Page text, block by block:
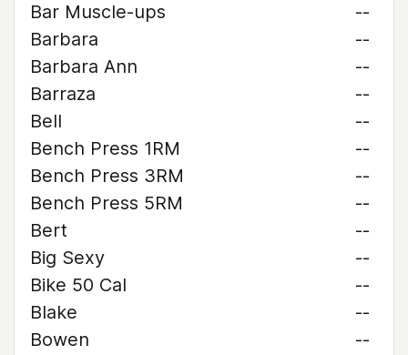
Bar Muscle-ups
--
Barbara
--
Barbara Ann
--
Barraza
--
Bell
--
Bench Press 1RM
--
Bench Press 3RM
--
Bench Press 5RM
--
Bert
--
Big Sexy
--
Bike 50 Cal
--
Blake
--
Bowen
--